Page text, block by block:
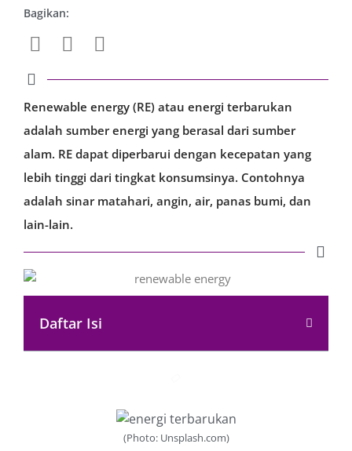
Bagikan:
Renewable energy (RE) atau energi terbarukan
adalah sumber energi yang berasal dari sumber
alam. RE dapat diperbarui dengan kecepatan yang
lebih tinggi dari tingkat konsumsinya. Contohnya
adalah sinar matahari, angin, air, panas bumi, dan
lain-lain.
Daftar Isi
(Photo: Unsplash.com)